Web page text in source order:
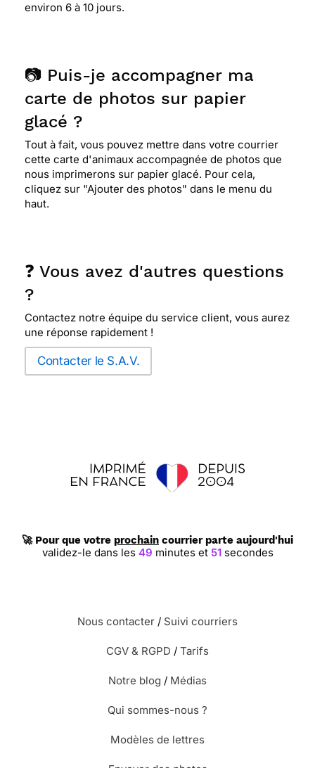
environ 6 à 10 jours.
📷 Puis-je accompagner ma
carte de photos sur papier
glacé ?
Tout à fait, vous pouvez mettre dans votre courrier
cette carte d'animaux accompagnée de photos que
nous imprimerons sur papier glacé. Pour cela,
cliquez sur "Ajouter des photos" dans le menu du
haut.
❓ Vous avez d'autres questions
?
Contactez notre équipe du service client, vous aurez
une réponse rapidement !
Contacter le S.A.V.
🚀 Pour que votre prochain courrier parte aujourd'hui
validez-le dans les 49minutes et 50 secondes
Nous contacter / Suivi courriers
CGV & RGPD / Tarifs
Notre blog / Médias
Qui sommes-nous ?
Modèles de lettres